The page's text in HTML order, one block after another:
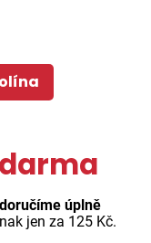
doručíme úplně
jen za 125 Kč.